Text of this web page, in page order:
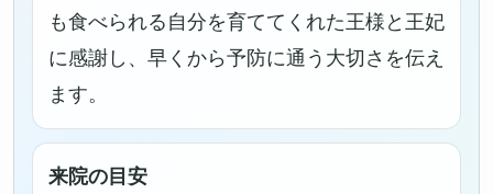
も食べられる自分を育ててくれた王様と王妃
に感謝し、早くから予防に通う大切さを伝え
ます。
来院の目安